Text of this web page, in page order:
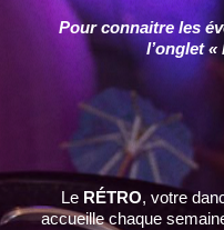
Pour connaitre les
l’onglet «
Le RÉTRO, votre
accueille chaque